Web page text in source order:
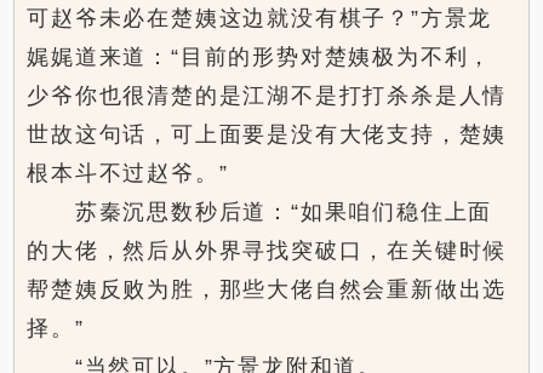
可赵爷未必在楚姨这边就没有棋子？”方景龙
娓娓道来道：“目前的形势对楚姨极为不利，
少爷你也很清楚的是江湖不是打打杀杀是人情
世故这句话，可上面要是没有大佬支持，楚姨
根本斗不过赵爷。”
苏秦沉思数秒后道：“如果咱们稳住上面
的大佬，然后从外界寻找突破口，在关键时候
帮楚姨反败为胜，那些大佬自然会重新做出选
择。”
“当然可以。”方景龙附和道。